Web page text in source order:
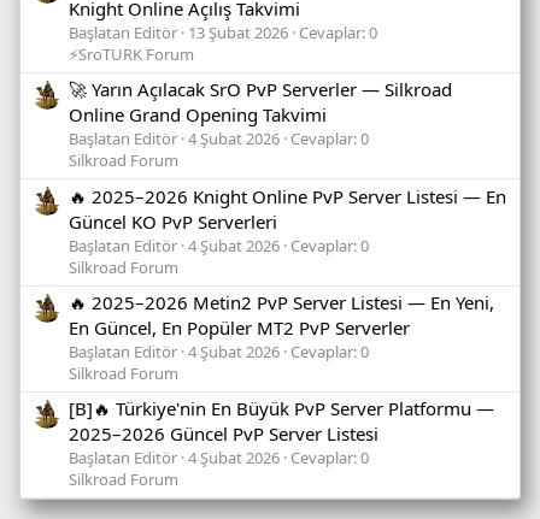
Knight Online Açılış Takvimi
Başlatan Editör 13 Şubat 2026 Cevaplar: 0
⚡SroTURK Forum
🚀 Yarın Açılacak SrO PvP Serverler — Silkroad
Online Grand Opening Takvimi
Başlatan Editör 4 Şubat 2026 Cevaplar: 0
Silkroad Forum
🔥 2025–2026 Knight Online PvP Server Listesi — En
Güncel KO PvP Serverleri
Başlatan Editör 4 Şubat 2026 Cevaplar: 0
Silkroad Forum
🔥 2025–2026 Metin2 PvP Server Listesi — En Yeni,
En Güncel, En Popüler MT2 PvP Serverler
Başlatan Editör 4 Şubat 2026 Cevaplar: 0
Silkroad Forum
[B]🔥 Türkiye'nin En Büyük PvP Server Platformu —
2025–2026 Güncel PvP Server Listesi
Başlatan Editör 4 Şubat 2026 Cevaplar: 0
Silkroad Forum